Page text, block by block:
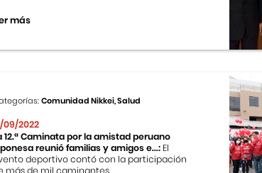
más
Comunidad Nikkei, Salud
09/2022
12.ª Caminata por la amistad peruano
reunió familias y amigos e...: El
deportivo contó con la participación
más de mil caminantes.